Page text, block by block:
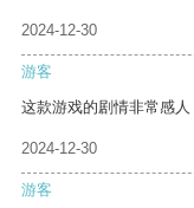
2024-12-30
游客
这款游戏的剧情非常感人
2024-12-30
游客